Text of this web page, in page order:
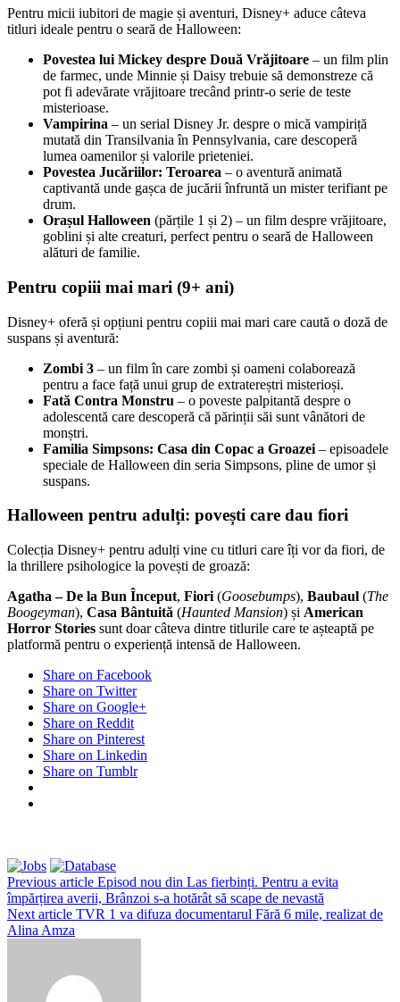
Pentru micii iubitori de magie și aventuri, Disney+ aduce câteva
titluri ideale pentru o seară de Halloween:
Povestea lui Mickey despre Două Vrăjitoare – un film plin
de farmec, unde Minnie și Daisy trebuie să demonstreze că
pot fi adevărate vrăjitoare trecând printr-o serie de teste
misterioase.
Vampirina – un serial Disney Jr. despre o mică vampiriță
mutată din Transilvania în Pennsylvania, care descoperă
lumea oamenilor și valorile prieteniei.
Povestea Jucăriilor: Teroarea – o aventură animată
captivantă unde gașca de jucării înfruntă un mister terifiant pe
drum.
Orașul Halloween (părțile 1 și 2) – un film despre vrăjitoare,
goblini și alte creaturi, perfect pentru o seară de Halloween
alături de familie.
Pentru copiii mai mari (9+ ani)
Disney+ oferă și opțiuni pentru copiii mai mari care caută o doză de
suspans și aventură:
Zombi 3 – un film în care zombi și oameni colaborează
pentru a face față unui grup de extratereștri misterioși.
Fată Contra Monstru – o poveste palpitantă despre o
adolescentă care descoperă că părinții săi sunt vânători de
monștri.
Familia Simpsons: Casa din Copac a Groazei – episoadele
speciale de Halloween din seria Simpsons, pline de umor și
suspans.
Halloween pentru adulți: povești care dau fiori
Colecția Disney+ pentru adulți vine cu titluri care îți vor da fiori, de
la thrillere psihologice la povești de groază:
Agatha – De la Bun Început, Fiori (Goosebumps), Baubaul (The
Boogeyman), Casa Bântuită (Haunted Mansion) și American
Horror Stories sunt doar câteva dintre titlurile care te așteaptă pe
platformă pentru o experiență intensă de Halloween.
Share on Facebook
Share on Twitter
Share on Google+
Share on Reddit
Share on Pinterest
Share on Linkedin
Share on Tumblr
Previous article Episod nou din Las fierbinți. Pentru a evita
împărțirea averii, Brânzoi s-a hotărât să scape de nevastă
Next article TVR 1 va difuza documentarul Fără 6 mile, realizat de
Alina Amza